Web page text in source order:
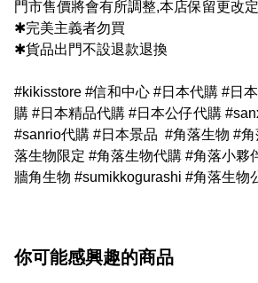
門市售價將會有所調整,本店保留更改定
✱完美主義者勿買
✱貨品出門不設退款退換
#kikisstore #信和中心 #日本代購 #日
購 #日本精品代購 #日本公仔代購
#sanrio代購 #日本景品 #角落生物 #
落生物限定 #角落生物代購 #角落小夥
牆角生物 #sumikkogurashi #角落生物
你可能感興趣的商品